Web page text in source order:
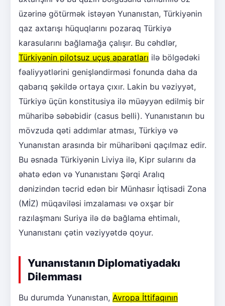
üzərinə götürmək istəyən Yunanıstan, Türkiyənin
qaz axtarışı hüquqlarını pozaraq Türkiyə
karasularını bağlamağa çalışır. Bu cəhdlər,
Türkiyənin pilotsuz uçuş aparatları ilə bölgədəki
fəaliyyətlərini genişləndirməsi fonunda daha da
qabarıq şəkildə ortaya çıxır. Lakin bu vəziyyət,
Türkiyə üçün konstitusiya ilə müəyyən edilmiş bir
müharibə səbəbidir (casus belli). Yunanıstanın bu
mövzuda qəti addımlar atması, Türkiyə və
Yunanıstan arasında bir müharibəni qaçılmaz edir.
Bu əsnada Türkiyənin Liviya ilə, Kipr sularını da
əhatə edən və Yunanıstanı Şərqi Aralıq
dənizindən təcrid edən bir Münhasır İqtisadi Zona
(MİZ) müqaviləsi imzalaması və oxşar bir
razılaşmanı Suriya ilə də bağlama ehtimalı,
Yunanıstanı çətin vəziyyətdə qoyur.
Yunanıstanın Diplomatiyadakı
Dilemması
Bu durumda Yunanıstan, Avropa İttifaqının